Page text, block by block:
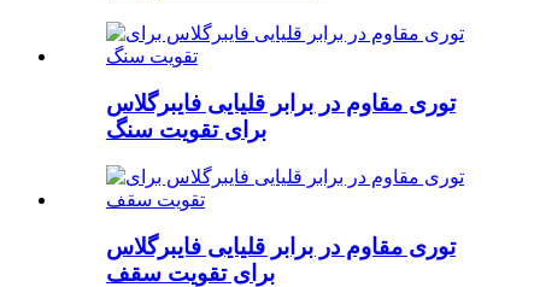
توری مقاوم در برابر قلیایی فایبرگلاس
برای تقویت سنگ
توری مقاوم در برابر قلیایی فایبرگلاس
برای تقویت سقف